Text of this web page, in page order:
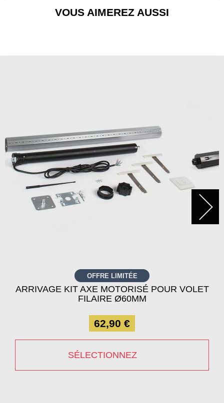
VOUS AIMEREZ AUSSI
OFFRE LIMITÉE
ARRIVAGE KIT AXE MOTORISÉ POUR VOLET
FILAIRE Ø60MM
62,90 €
SÉLECTIONNEZ